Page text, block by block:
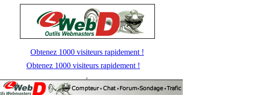
Obtenez 1000 visiteurs rapidement !
Obtenez 1000 visiteurs rapidement !